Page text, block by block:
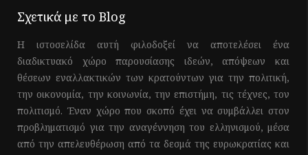
Σχετικά με το Blog
Η ιστοσελίδα αυτή φιλοδοξεί να αποτελέσει ένα
διαδικτυακό χώρο παρουσίασης ιδεών, απόψεων και
θέσεων εναλλακτικών των κρατούντων για την πολιτική,
την οικονομία, την κοινωνία, την επιστήμη, τις τέχνες, τον
πολιτισμό. Έναν χώρο που σκοπό έχει να συμβάλλει στον
προβληματισμό για την αναγέννηση του ελληνισμού, μέσα
από την απελευθέρωση από τα δεσμά της ευρωκρατίας και